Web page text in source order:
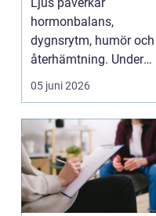
hormonbalans,
dygnsrytm, humör och
återhämtning. Under
senare år har en ny typ
av prod...
05 juni 2026